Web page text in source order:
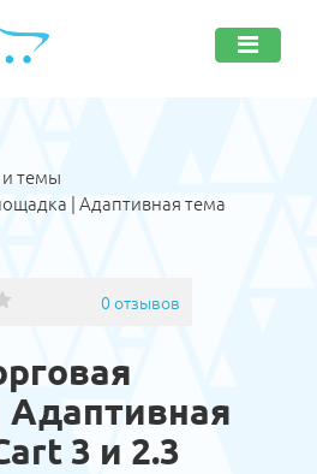
темы
| Адаптивная тема
3 и 2.3
0 отзывов